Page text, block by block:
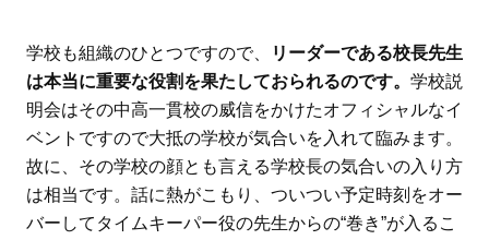
学校も組織のひとつですので、
リーダーである校長先生
は本当に重要な役割を果たしておられるのです。 学校説
明会はその中高一貫校の威信をかけたオフィシャルなイ
ベントですので大抵の学校が気合いを入れて臨みます。
故に、その学校の顔とも言える学校長の気合いの入り方
は相当です。話に熱がこもり、ついつい予定時刻をオー
バーしてタイムキーパー役の先生からの“巻き”が入るこ